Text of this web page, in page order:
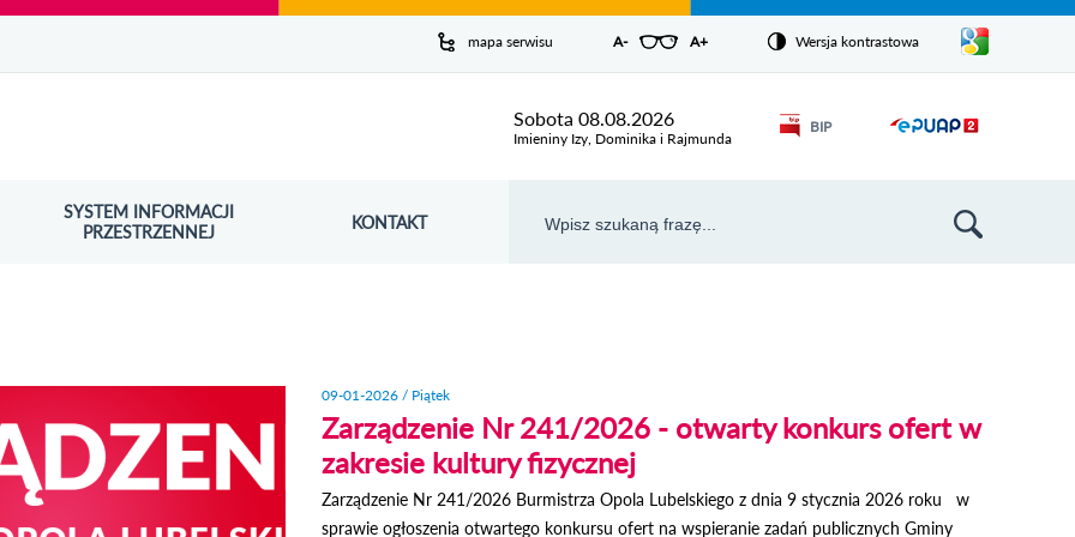
mapa serwisu A-pomniejsz czcionkę
Zresetuj czcionkę
A+ powiększ czcionkęWersja kontrastowa
Pokaż/ukryj
listę
języków
Sobota 08.08.2026
Imieniny Izy, Dominika i Rajmunda
BIPOdnośnik
SYSTEM INFORMACJI
PRZESTRZENNEJ
OTWORZY SIĘ W NOWYM OKNIE KONTAKT
09-01-2026 / Piątek
Zarządzenie Nr 241/2026 - otwarty konkurs ofert w
zakresie kultury fizycznej
Zarządzenie Nr 241/2026 Burmistrza Opola Lubelskiego z dnia 9 stycznia 2026 roku w
sprawie ogłoszenia otwartego konkursu ofert na wspieranie zadań publicznych Gminy